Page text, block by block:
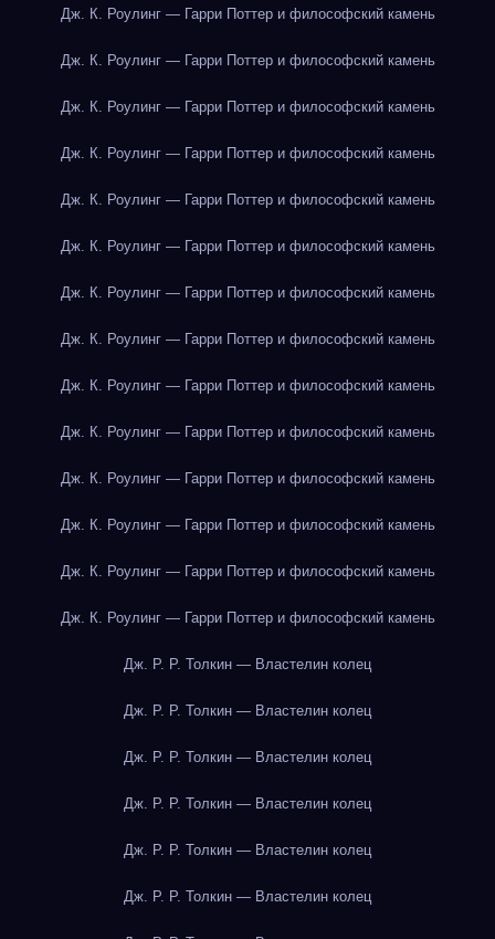
Дж. К. Роулинг — Гарри Поттер и философский камень
Дж. К. Роулинг — Гарри Поттер и философский камень
Дж. К. Роулинг — Гарри Поттер и философский камень
Дж. К. Роулинг — Гарри Поттер и философский камень
Дж. К. Роулинг — Гарри Поттер и философский камень
Дж. К. Роулинг — Гарри Поттер и философский камень
Дж. К. Роулинг — Гарри Поттер и философский камень
Дж. К. Роулинг — Гарри Поттер и философский камень
Дж. К. Роулинг — Гарри Поттер и философский камень
Дж. К. Роулинг — Гарри Поттер и философский камень
Дж. К. Роулинг — Гарри Поттер и философский камень
Дж. К. Роулинг — Гарри Поттер и философский камень
Дж. К. Роулинг — Гарри Поттер и философский камень
Дж. К. Роулинг — Гарри Поттер и философский камень
Дж. Р. Р. Толкин — Властелин колец
Дж. Р. Р. Толкин — Властелин колец
Дж. Р. Р. Толкин — Властелин колец
Дж. Р. Р. Толкин — Властелин колец
Дж. Р. Р. Толкин — Властелин колец
Дж. Р. Р. Толкин — Властелин колец